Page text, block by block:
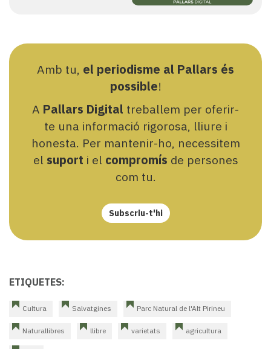
Amb tu, el periodisme al Pallars és
possible!
A Pallars Digital treballem per oferir-
te una informació rigorosa, lliure i
honesta. Per mantenir-ho, necessitem
el suport i el compromís de persones
com tu.
Subscriu-t'hi
ETIQUETES:
Cultura Salvatgines Parc Natural de l'Alt Pirineu
Naturallibres llibre varietats agricultura